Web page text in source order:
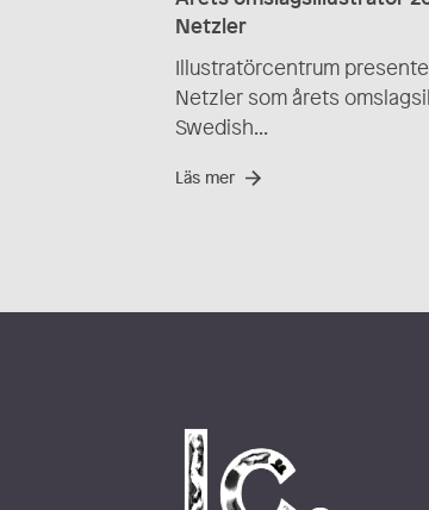
Netzler
Illustratörcentrum
Netzler som årets
Swedish...
Läs mer